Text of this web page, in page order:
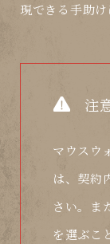
現できる手助け
注
マウスウ
は、契約
さい。ま
を選ぶこ